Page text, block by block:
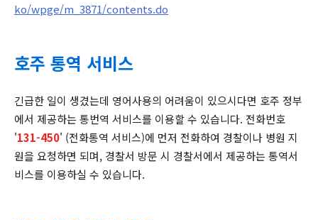
ko/wpge/m_3871/contents.do
호주 통역 서비스
긴급한 일이 생겼는데 영어사용의 어려움이 있으시다면 호주 정부
에서 제공하는 통번역 서비스를 이용할 수 있습니다. 전화번호
'131-450' (전화통역 서비스)에 먼저 전화하여 경찰이나 병원 지
원을 요청하면 되며, 경찰서 방문 시 경찰서에서 제공하는 통역서
비스를 이용하실 수 있습니다.